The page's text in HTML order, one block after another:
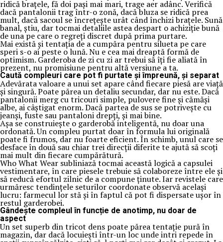
ridică brațele, fă doi pași mai mari, trage aer adânc. Verifică
dacă pantalonii trag într-o zonă, dacă bluza se ridică prea
mult, dacă sacoul se încrețește urât când închizi brațele. Sună
banal, știu, dar tocmai detaliile astea despart o achiziție bună
de una pe care o regreți discret după prima purtare.
Mai există și tentația de a cumpăra pentru silueta pe care
speri s-o ai peste o lună. Nu e cea mai dreaptă formă de
optimism. Garderoba de zi cu zi ar trebui să îți fie aliată în
prezent, nu promisiune pentru altă versiune a ta.
Caută compleuri care pot fi purtate și împreună, și separat
Adevărata valoare a unui set apare când fiecare piesă are viață
și singură. Poate părea un detaliu secundar, dar nu este. Dacă
pantalonii merg cu tricouri simple, pulovere fine și cămăși
albe, ai câștigat enorm. Dacă partea de sus se potrivește cu
jeanși, fuste sau pantaloni drepți, și mai bine.
Așa se construiește o garderobă inteligentă, nu doar una
ordonată. Un compleu purtat doar în formula lui originală
poate fi frumos, dar nu foarte eficient. În schimb, unul care se
desface în două sau chiar trei direcții diferite te ajută să scoți
mai mult din fiecare cumpărătură.
Who What Wear subliniază tocmai această logică a capsulei
vestimentare, în care piesele trebuie să colaboreze între ele și
să reducă efortul zilnic de a compune ținute. Iar revistele care
urmăresc tendințele seturilor coordonate observă același
lucru: farmecul lor stă și în faptul că pot fi dispersate ușor în
restul garderobei.
Gândește compleul în funcție de anotimp, nu doar de
aspect
Un set superb din tricot dens poate părea tentație pură în
magazin, dar dacă locuiești într-un loc unde intri repede în